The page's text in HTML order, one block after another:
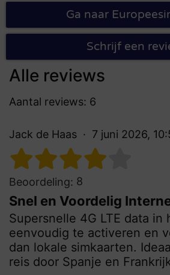
Ga naar
Schrijf een
Alle reviews
Aantal reviews: 6
Jack de Haas 7 juni 2026,
Beoordeling: 8
Snel en Voordelig
Supersnelle 4G LTE data in
eenvoudig te activeren en
dan lokale simkaarten.
reis door Spanje en